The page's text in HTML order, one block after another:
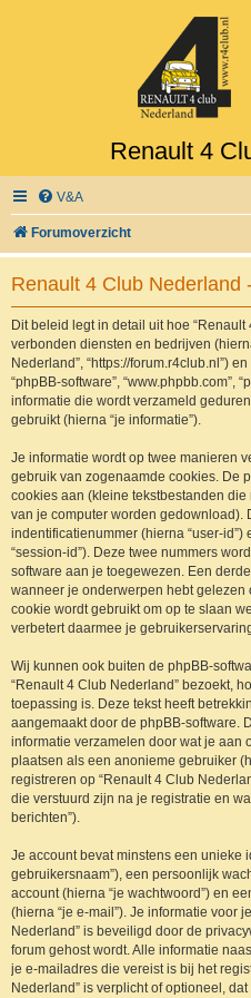
Renault 4
V&A
Forumoverzicht
Renault 4 Club Nederland
Dit beleid legt in detail uit hoe
verbonden diensten en bedrijven
Nederland”, “https://forum.r4club.nl”) en
“phpBB-software”, “www.phpbb.com”,
informatie die wordt verzameld
gebruikt (hierna “je informatie”).
Je informatie wordt op twee manieren
gebruik van zogenaamde cookies. De
cookies aan (kleine tekstbestanden
van je computer worden gedownload).
indentificatienummer (hierna “user-
“session-id”). Deze twee nummers
software aan je toegewezen. Een
wanneer je onderwerpen hebt gelezen
cookie wordt gebruikt om op te slaan
verbetert daarmee je
Wij kunnen ook buiten de phpBB-
“Renault 4 Club Nederland” bezoekt,
toepassing is. Deze tekst heeft
aangemaakt door de phpBB-software.
informatie verzamelen door wat je aan
plaatsen als een anonieme gebruiker
registreren op “Renault 4 Club
die verstuurd zijn na je registratie en
berichten”).
Je account bevat minstens een unieke
gebruikersnaam”), een persoonlijk
account (hierna “je wachtwoord”) en
(hierna “je e-mail”). Je informatie voor
Nederland” is beveiligd door de
forum gehost wordt. Alle informatie
je e-mailadres die vereist is bij het
Nederland” is verplicht of optioneel,